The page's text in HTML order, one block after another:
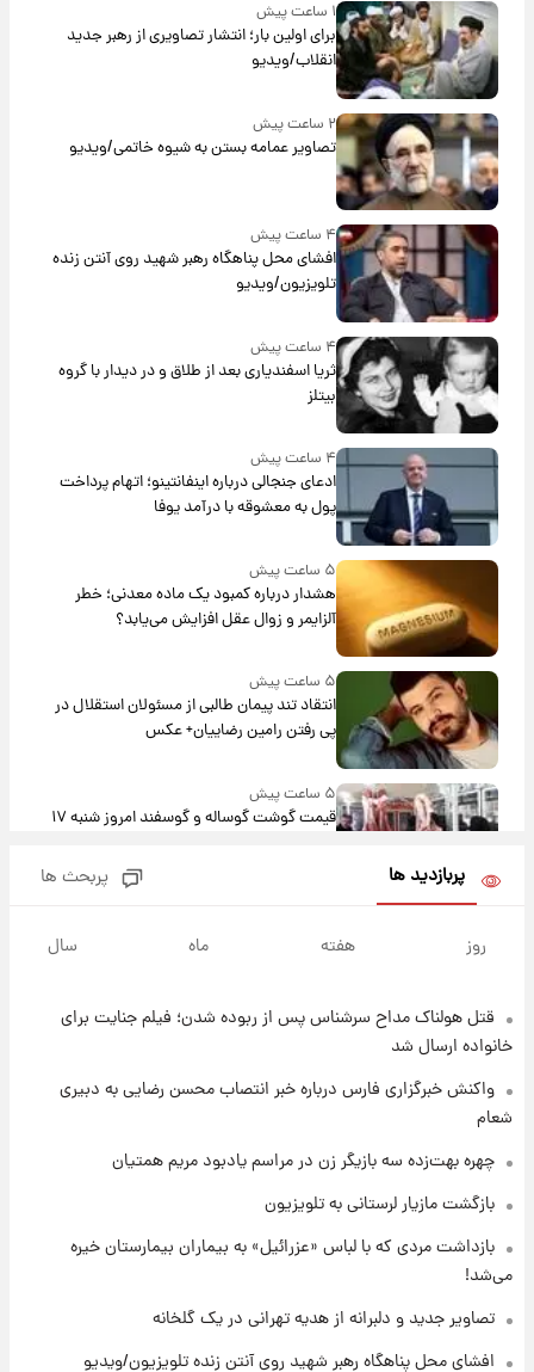
۱ ساعت پیش
برای اولین بار؛ انتشار تصاویری از رهبر جدید
انقلاب/ویدیو
۲ ساعت پیش
تصاویر عمامه بستن به شیوه خاتمی/ویدیو
۴ ساعت پیش
افشای محل پناهگاه‌ رهبر شهید روی آنتن زنده
تلویزیون/ویدیو
۴ ساعت پیش
ثریا اسفندیاری بعد از طلاق و در دیدار با گروه
بیتلز
۴ ساعت پیش
ادعای جنجالی درباره اینفانتینو؛ اتهام پرداخت
پول به معشوقه با درآمد یوفا
۵ ساعت پیش
هشدار درباره کمبود یک ماده معدنی؛ خطر
آلزایمر و زوال عقل افزایش می‌یابد؟
۵ ساعت پیش
انتقاد تند پیمان طالبی از مسئولان استقلال در
پی رفتن رامین رضاییان+ عکس
۵ ساعت پیش
قیمت گوشت گوساله و گوسفند امروز شنبه ۱۷
شوید+ فیلم
۶ ساعت پیش
قیمت محصولات ایران‌خودرو و سایپا امروز شنبه
۱۷ مرداد ۱۴۰۵
یک پیش ‌بینی مهم برای قیمت دلار، طلا و سکه
۲۱ ساعت پیش
پربازدید ها پربحث ها
روز هفته ماه سال
قتل هولناک مداح سرشناس پس از ربوده شدن؛ فیلم جنایت برای
خانواده ارسال شد
واکنش خبرگزاری فارس درباره خبر انتصاب محسن رضایی به دبیری
شعام
چهره بهت‌زده سه بازیگر زن در مراسم یادبود مریم همتیان
بازگشت مازیار لرستانی به تلویزیون
بازداشت مردی که با لباس «عزرائیل» به بیماران بیمارستان خیره
می‌شد!
تصاویر جدید و دلبرانه از هدیه تهرانی در یک گلخانه
افشای محل پناهگاه‌ رهبر شهید روی آنتن زنده تلویزیون/ویدیو